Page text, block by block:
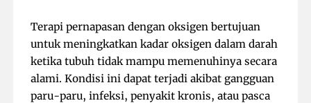
Terapi pernapasan dengan oksigen bertujuan
untuk meningkatkan kadar oksigen dalam darah
ketika tubuh tidak mampu memenuhinya secara
alami. Kondisi ini dapat terjadi akibat gangguan
paru-paru, infeksi, penyakit kronis, atau pasca